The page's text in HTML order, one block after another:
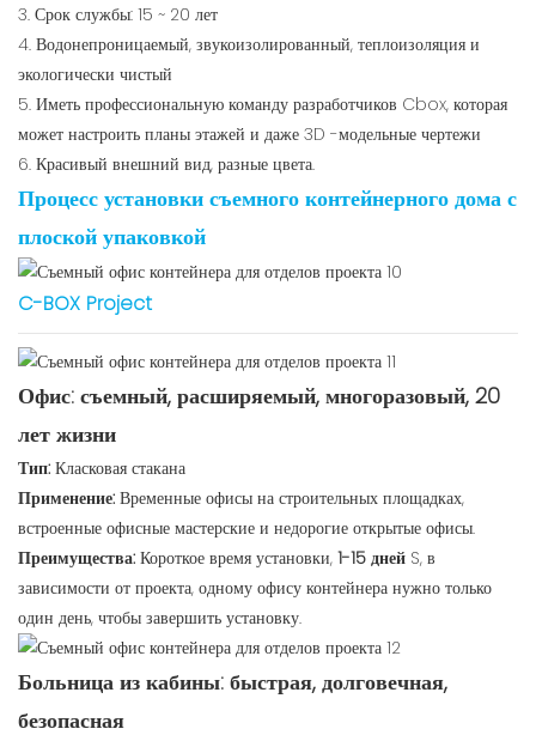
3. Срок службы: 15 ~ 20 лет
4. Водонепроницаемый, звукоизолированный, теплоизоляция и
экологически чистый
5. Иметь профессиональную команду разработчиков Cbox, которая
может настроить планы этажей и даже 3D -модельные чертежи
6. Красивый внешний вид, разные цвета.
Процесс установки съемного контейнерного дома с
плоской упаковкой
C-BOX Project
Офис: съемный, расширяемый, многоразовый, 20
лет жизни
Тип: Класковая стакана
Применение: Временные офисы на строительных площадках,
встроенные офисные мастерские и недорогие открытые офисы.
Преимущества: Короткое время установки, 1-15 дней S, в
зависимости от проекта, одному офису контейнера нужно только
один день, чтобы завершить установку.
Больница из кабины: быстрая, долговечная,
безопасная